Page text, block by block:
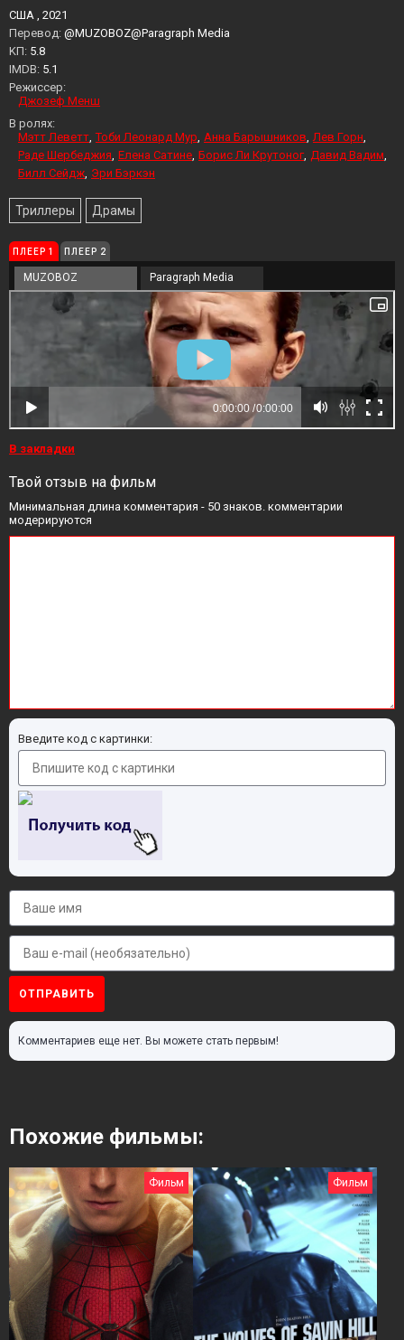
США , 2021
Перевод: @MUZOBOZ@Paragraph Media
KП: 5.8
IMDB: 5.1
Режиссер:
Джозеф Менш
В ролях:
Мэтт Леветт Тоби Леонард Мур Анна Барышников Лев Горн
Раде Шербеджия Елена Сатине Борис Ли Крутоног Давид Вадим
Билл Сейдж Эри Бэркэн
Триллеры Драмы
ПЛЕЕР 1 ПЛЕЕР 2
MUZOBOZ Paragraph Media
В закладки
Твой отзыв на фильм
Минимальная длина комментария - 50 знаков. комментарии
модерируются
Введите код с картинки:
ОТПРАВИТЬ
Комментариев еще нет. Вы можете стать первым!
Похожие фильмы:
Фильм Фильм